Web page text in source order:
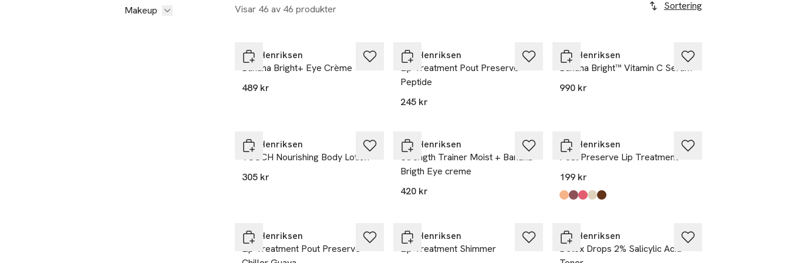
Makeup Visar 46 av 46 produkter Sortering
Ole Henriksen
Banana Bright+ Eye Crème
489 kr
Ole Henriksen
Lip Treatment Pout Preserve
Peptide
245 kr
Ole Henriksen
Banana Bright™ Vitamin C Serum
990 kr
Ole Henriksen
TOUCH Nourishing Body Lotion
305 kr
Ole Henriksen
Strength Trainer Moist + Banana
Brigth Eye creme
420 kr
Ole Henriksen
Pout Preserve Lip Treatment
199 kr
Produkten finns i färgerna:
Peach,
Sweet Macaron
Strawberry,
Vanilla Bonbon
Cocoa Créme
Ole Henriksen
Lip Treatment Pout Preserve
Ole Henriksen
Lip Treatment Shimmer
Ole Henriksen
Detox Drops 2% Salicylic Acid